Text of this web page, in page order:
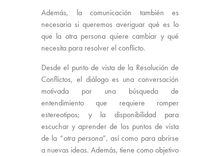
Además, la comunicación también es
necesaria si queremos averiguar qué es lo
que la otra persona quiere cambiar y qué
necesita para resolver el conflicto.
Desde el punto de vista de la Resolución de
Conflictos, el diálogo es una conversación
motivada por una búsqueda de
entendimiento que requiere romper
estereotipos; y la disponibilidad para
escuchar y aprender de los puntos de vista
de la “otra persona”, así como para abrirse
a nuevas ideas. Además, tiene como objetivo